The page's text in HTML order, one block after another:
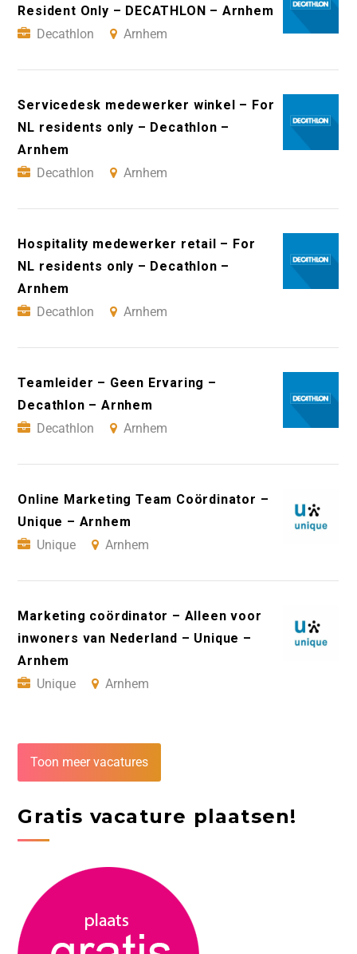
Resident Only – DECATHLON – Arnhem
Decathlon
Arnhem
Servicedesk medewerker winkel – For
NL residents only – Decathlon –
Arnhem
Decathlon
Arnhem
Hospitality medewerker retail – For
NL residents only – Decathlon –
Arnhem
Decathlon
Arnhem
Teamleider – Geen Ervaring –
Decathlon – Arnhem
Decathlon
Arnhem
Online Marketing Team Coördinator –
Unique – Arnhem
Unique
Arnhem
Marketing coördinator – Alleen voor
inwoners van Nederland – Unique –
Arnhem
Unique
Arnhem
Toon meer vacatures
Gratis vacature plaatsen!